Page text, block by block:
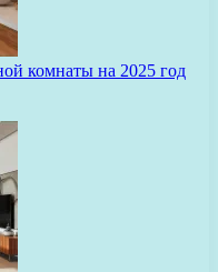
комнаты на 2025 год